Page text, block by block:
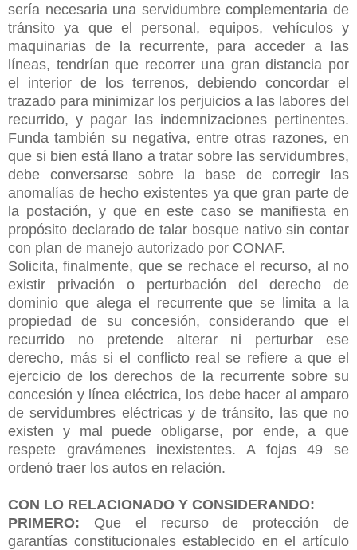
sería necesaria una servidumbre complementaria de
tránsito ya que el personal, equipos, vehículos y
maquinarias de la recurrente, para acceder a las
líneas, tendrían que recorrer una gran distancia por
el interior de los terrenos, debiendo concordar el
trazado para minimizar los perjuicios a las labores del
recurrido, y pagar las indemnizaciones pertinentes.
Funda también su negativa, entre otras razones, en
que si bien está llano a tratar sobre las servidumbres,
debe conversarse sobre la base de corregir las
anomalías de hecho existentes ya que gran parte de
la postación, y que en este caso se manifiesta en
propósito declarado de talar bosque nativo sin contar
con plan de manejo autorizado por CONAF.
Solicita, finalmente, que se rechace el recurso, al no
existir privación o perturbación del derecho de
dominio que alega el recurrente que se limita a la
propiedad de su concesión, considerando que el
recurrido no pretende alterar ni perturbar ese
derecho, más si el conflicto real se refiere a que el
ejercicio de los derechos de la recurrente sobre su
concesión y línea eléctrica, los debe hacer al amparo
de servidumbres eléctricas y de tránsito, las que no
existen y mal puede obligarse, por ende, a que
respete gravámenes inexistentes. A fojas 49 se
ordenó traer los autos en relación.
CON LO RELACIONADO Y CONSIDERANDO:
PRIMERO: Que el recurso de protección de
garantías constitucionales establecido en el artículo